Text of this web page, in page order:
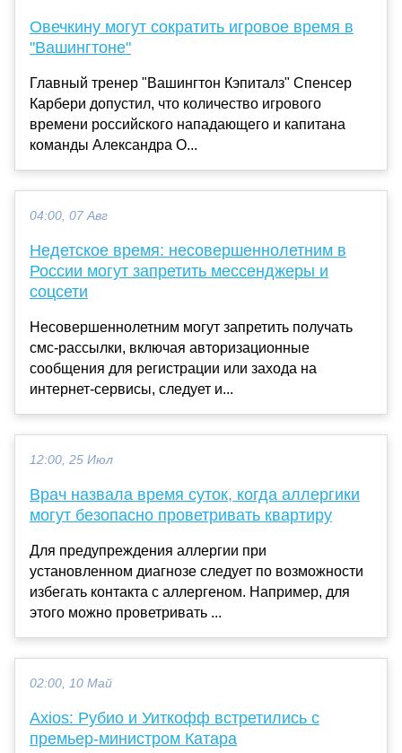
Овечкину могут сократить игровое время в
"Вашингтоне"
Главный тренер "Вашингтон Кэпиталз" Спенсер
Карбери допустил, что количество игрового
времени российского нападающего и капитана
команды Александра О...
04:00, 07 Авг
Недетское время: несовершеннолетним в
России могут запретить мессенджеры и
соцсети
Несовершеннолетним могут запретить получать
смс-рассылки, включая авторизационные
сообщения для регистрации или захода на
интернет-сервисы, следует и...
12:00, 25 Июл
Врач назвала время суток, когда аллергики
могут безопасно проветривать квартиру
Для предупреждения аллергии при
установленном диагнозе следует по возможности
избегать контакта с аллергеном. Например, для
этого можно проветривать ...
02:00, 10 Май
Axios: Рубио и Уиткофф встретились с
премьер-министром Катара